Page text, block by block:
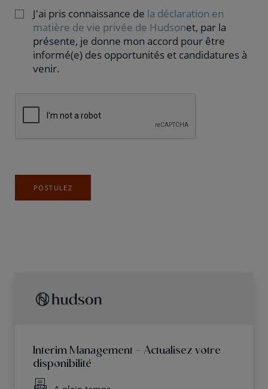
J'ai pris connaissance de la déclaration en
matière de vie privée de Hudsonet, par la
présente, je donne mon accord pour être
informé(e) des opportunités et candidatures à
venir.
POSTULEZ
Interim Management - Actualisez votre
disponibilité